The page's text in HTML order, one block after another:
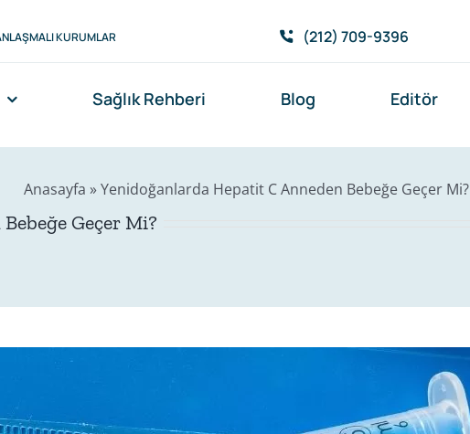
KURUMLAR (212) 709-9396
Sağlık Rehberi Blog Editör
Anasayfa »Yenidoğanlarda Hepatit C Anneden Bebeğe Geçer Mi?
Geçer Mi?